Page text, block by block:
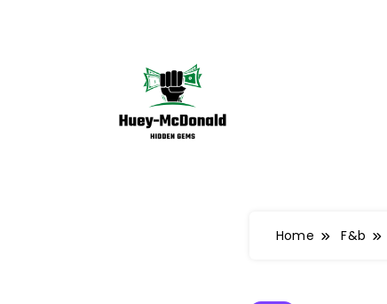
Home F&b